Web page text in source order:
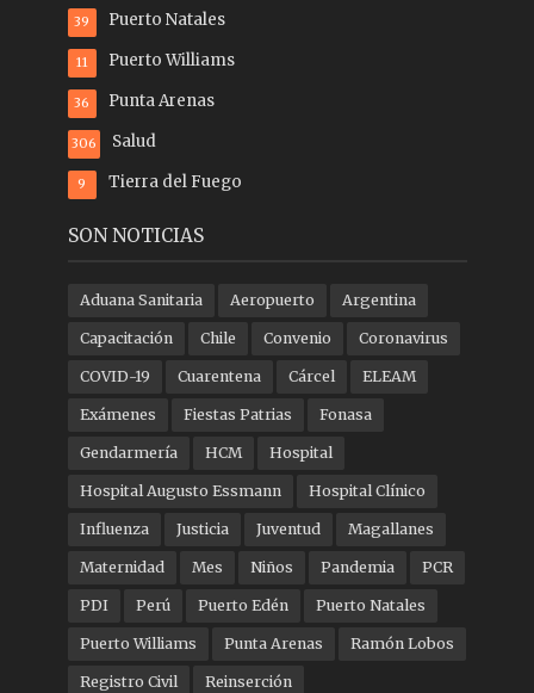
Puerto Natales
39
Puerto Williams
11
Punta Arenas
36
Salud
306
Tierra del Fuego
9
SON NOTICIAS
Aduana Sanitaria Aeropuerto Argentina
Capacitación Chile Convenio Coronavirus
COVID-19 Cuarentena Cárcel ELEAM
Exámenes Fiestas Patrias Fonasa
Gendarmería HCM Hospital
Hospital Augusto Essmann Hospital Clínico
Influenza Justicia Juventud Magallanes
Maternidad Mes Niños Pandemia PCR
PDI Perú Puerto Edén Puerto Natales
Puerto Williams Punta Arenas Ramón Lobos
Registro Civil Reinserción